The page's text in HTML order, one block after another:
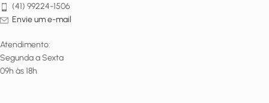
(41) 99224-1506
Envie um e-mail
Atendimento:
Segunda a Sexta
09h às 18h